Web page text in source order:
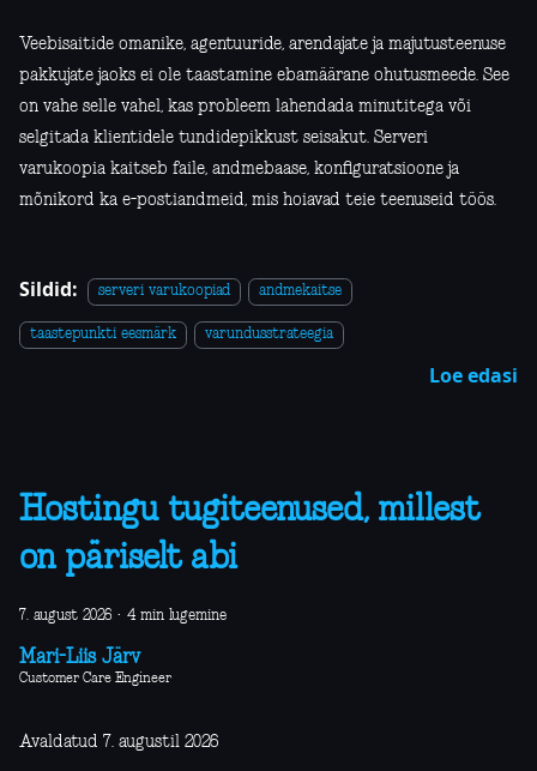
Veebisaitide omanike, agentuuride, arendajate ja majutusteenuse
pakkujate jaoks ei ole taastamine ebamäärane ohutusmeede. See
on vahe selle vahel, kas probleem lahendada minutitega või
selgitada klientidele tundidepikkust seisakut. Serveri
varukoopia kaitseb faile, andmebaase, konfiguratsioone ja
mõnikord ka e-postiandmeid, mis hoiavad teie teenuseid töös.
Sildid: serveri varukoopiad andmekaitse
taastepunkti eesmärk varundusstrateegia
Loe edasi
Hostingu tugiteenused, millest
on päriselt abi
7. august 2026 · 4 min lugemine
Mari-Liis Järv
Customer Care Engineer
Avaldatud 7. augustil 2026